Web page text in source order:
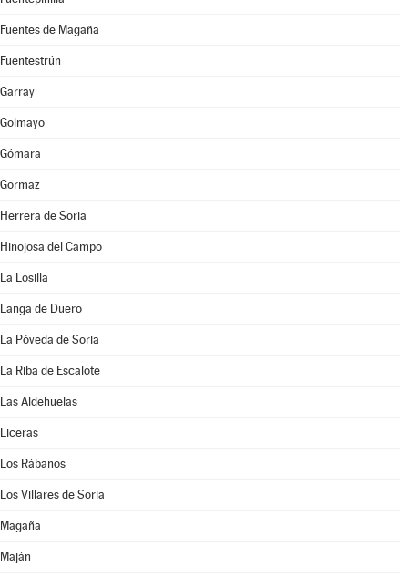
Fuentes de Magaña
Fuentestrún
Garray
Golmayo
Gómara
Gormaz
Herrera de Soria
Hinojosa del Campo
La Losilla
Langa de Duero
La Póveda de Soria
La Riba de Escalote
Las Aldehuelas
Liceras
Los Rábanos
Los Villares de Soria
Magaña
Maján